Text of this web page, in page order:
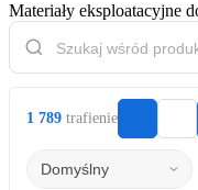
Materiały eksploatacyjne
1 789 trafienie